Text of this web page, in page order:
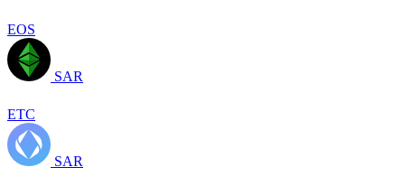
EOS
SAR
ETC
SAR